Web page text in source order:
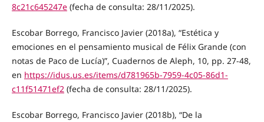
8c21c645247e(fecha de consulta: 28/11/2025).
Escobar Borrego, Francisco Javier (2018a), “Estética y
emociones en el pensamiento musical de Félix Grande (con
notas de Paco de Lucía)”, Cuadernos de Aleph, 10, pp. 27-48,
en https://idus.us.es/items/d781965b-7959-4c05-86d1-
c11f51471ef2 (fecha de consulta: 28/11/2025).
Escobar Borrego, Francisco Javier (2018b), “De la